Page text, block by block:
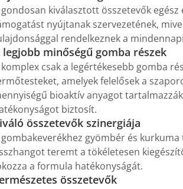
gondosan kiválasztott összetevők
nyújtanak szervezetének,
rendelkeznek a
legjobb minőségű gomba részek
komplex csak a legértékesebb gomba
amelyek felelősek a
bioaktív anyagot
biztosít.
összetevők szinergiája
gombakeverékhez gyömbér és
teremt a tökéletesen
a formula hatékonyságát.
összetevők